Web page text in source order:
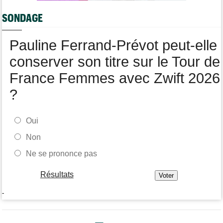
SONDAGE
Pauline Ferrand-Prévot peut-elle
conserver son titre sur le Tour de
France Femmes avec Zwift 2026
?
Oui
Non
Ne se prononce pas
Résultats
-